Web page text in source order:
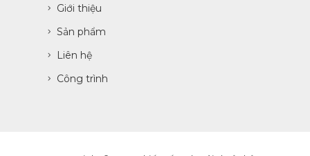
Giới thiệu
Sản phẩm
Liên hệ
Công trình